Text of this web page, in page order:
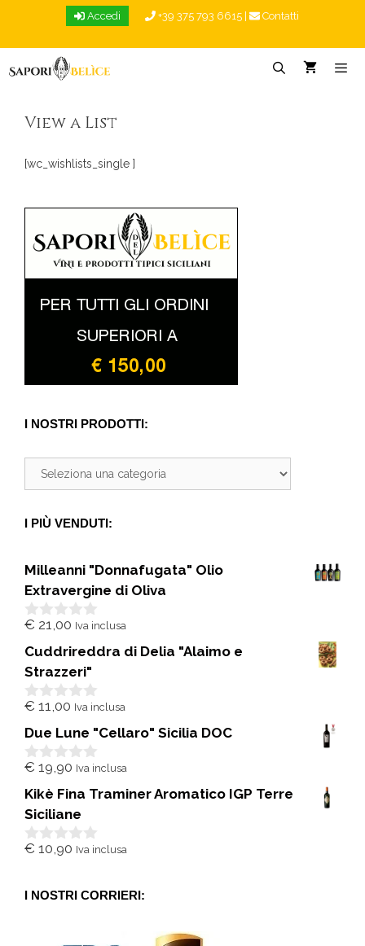
Accedi +39 375 793 6615 Contatti
View a List
[wc_wishlists_single ]
I NOSTRI PRODOTTI:
I PIÙ VENDUTI:
Milleanni "Donnafugata" Olio
Extravergine di Oliva
0
u
5
€ 21,00 Iva inclusa
Cuddrireddra di Delia "Alaimo e
Strazzeri"
0
u
5
€ 11,00 Iva inclusa
Due Lune "Cellaro" Sicilia DOC
0
u
5
€ 19,90 Iva inclusa
Kikè Fina Traminer Aromatico IGP Terre
Siciliane
0
5
€ 10,90 Iva inclusa
I NOSTRI CORRIERI: